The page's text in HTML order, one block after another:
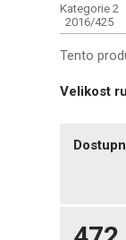
Kategorie 2
2016/425
Tento
Velikost